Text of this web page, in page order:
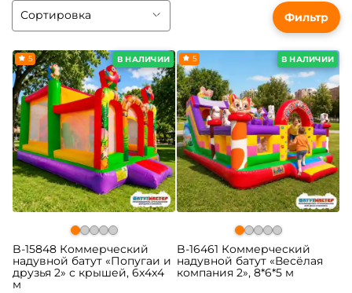
В НАЛИЧИИ
5
B-15848 Коммерческий
надувной батут «Попугаи и
друзья 2» с крышей, 6x4x4
м
В НАЛИЧИИ
5
B-16461 Коммерческий
надувной батут «Весёлая
компания 2», 8*6*5 м
Фильтр